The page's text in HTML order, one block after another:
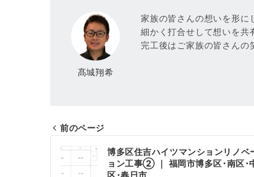
髙城翔希
家族の皆さんの想いを形に
細かく打合せして想いを共
完工後はご家族の皆さんの
投
前のページ
博多区住吉ハイツマンションリノベ
ョン工事② ｜ 福岡市博多区･南区･
区･春日市